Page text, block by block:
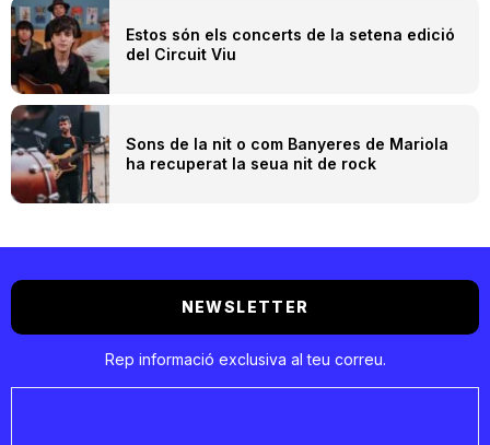
Estos són els concerts de la setena edició
del Circuit Viu
Sons de la nit o com Banyeres de Mariola
ha recuperat la seua nit de rock
NEWSLETTER
Rep informació exclusiva al teu correu.